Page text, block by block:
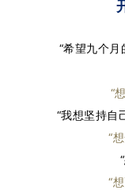
“希望九个
“
“我想坚持自
“
“